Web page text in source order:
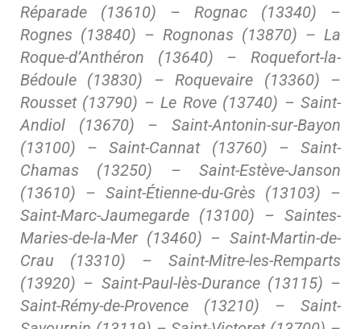
Réparade (13610) – Rognac (13340) –
Rognes (13840) – Rognonas (13870) – La
Roque-d’Anthéron (13640) – Roquefort-la-
Bédoule (13830) – Roquevaire (13360) –
Rousset (13790) – Le Rove (13740) – Saint-
Andiol (13670) – Saint-Antonin-sur-Bayon
(13100) – Saint-Cannat (13760) – Saint-
Chamas (13250) – Saint-Estève-Janson
(13610) – Saint-Étienne-du-Grès (13103) –
Saint-Marc-Jaumegarde (13100) – Saintes-
Maries-de-la-Mer (13460) – Saint-Martin-de-
Crau (13310) – Saint-Mitre-les-Remparts
(13920) – Saint-Paul-lès-Durance (13115) –
Saint-Rémy-de-Provence (13210) – Saint-